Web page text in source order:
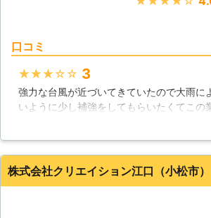
口コミ
★★★★★ 3
強力な台風が近づいてきていたので大雨に
いように少し補強をしてもらいたくてこの
た。状況を説明してやってほしいことを
かげで強度が上がって雨漏りしませんでし
石川県 七尾市 2016年10月12日
株式会社クリエイション江口（小松市）